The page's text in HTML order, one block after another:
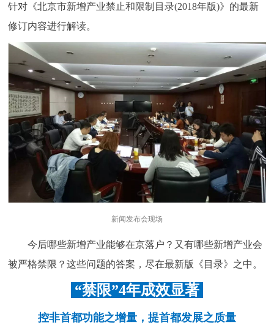
政民互动
12345网上接诉即办 我要咨询 我要建议
参与调查 在线访谈 图说互动
走进北京
北京概况 十六区概览 人文北京
绿色北京 图说北京 视频北京
FRANÇAIS РУССКИЙ ЯЗЫК
针对《北京市新增产业禁止和限制目录(2018年版)》的最新
修订内容进行解读。
新闻发布会现场
今后哪些新增产业能够在京落户？又有哪些新增产业会
被严格禁限？这些问题的答案，尽在最新版《目录》之中。
“禁限”4年成效显著
控非首都功能之增量，提首都发展之质量